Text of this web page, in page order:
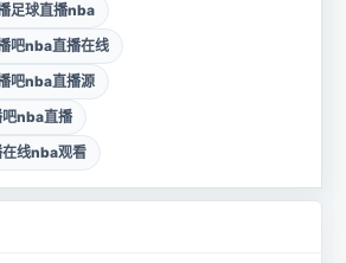
足球直播nba
吧nba直播在线
吧nba直播源
吧nba直播
线nba观看